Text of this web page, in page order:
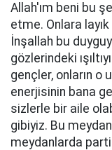
Allah'ım beni bu
etme. Onlara
İnşallah bu
gözlerindeki
gençler, onların o
enerjisinin bana
sizlerle bir aile
gibiyiz. Bu
meydanlarda